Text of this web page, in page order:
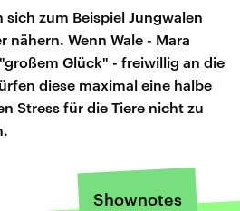
sich zum Beispiel Jungwalen
nähern. Wenn Wale - Mara
Glück" - freiwillig an die
diese maximal eine halbe
Stress für die Tiere nicht zu
Shownotes